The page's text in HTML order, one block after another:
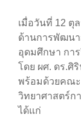
เมื่อวันที่ 12 ตุ
ด้านการพัฒน
อุดมศึกษา กา
โดย ผศ. ดร.ศิ
พร้อมด้วยคณ
วิทยาศาสตร์ก
ได้แก่